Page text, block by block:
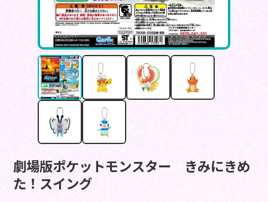
劇場版ポケットモンスター きみにきめ
た！スイング